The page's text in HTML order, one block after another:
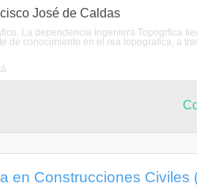
José de Caldas
La dependencia Ingeniera Topogrfica
de conocimiento en el rea topografica, a
en Construcciones Civiles